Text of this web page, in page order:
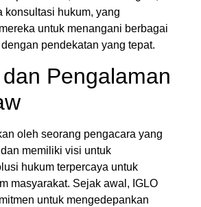
konsultasi hukum, yang
untuk menangani berbagai
pendekatan yang tepat.
Pengalaman
oleh seorang pengacara yang
memiliki visi untuk
hukum terpercaya untuk
masyarakat. Sejak awal, IGLO
untuk mengedepankan